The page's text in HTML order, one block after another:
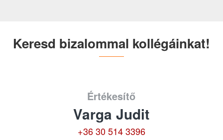
Keresd bizalommal kollégáinkat!
Értékesítő
Varga Judit
+36 30 514 3396